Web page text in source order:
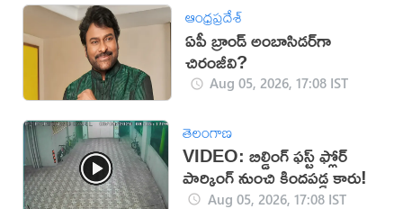
ఆంధ్రప్రదేశ్
ఏపీ బ్రాండ్ అంబాసిడర్‌గా
చిరంజీవి?
Aug 05, 2026, 17:08 IST
తెలంగాణ
VIDEO: బిల్డింగ్ ఫస్ట్ ఫ్లోర్
పార్కింగ్ నుంచి కిందపడ్డ కారు!
Aug 05, 2026, 17:08 IST